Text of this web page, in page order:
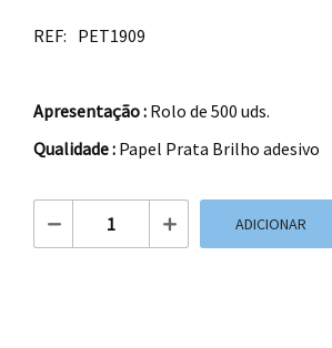
REF: PET1909
Apresentação : Rolo de 500 uds.
Qualidade : Papel Prata Brilho adesivo
Quantidade de Etiqueta Felicidades
ADICIONAR